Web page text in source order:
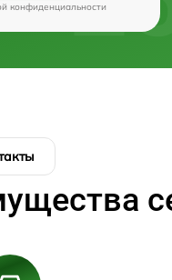
конфиденциальности